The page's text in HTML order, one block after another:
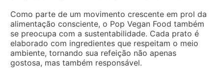
Como parte de um movimento crescente em prol da
alimentação consciente, o Pop Vegan Food também
se preocupa com a sustentabilidade. Cada prato é
elaborado com ingredientes que respeitam o meio
ambiente, tornando sua refeição não apenas
gostosa, mas também responsável.